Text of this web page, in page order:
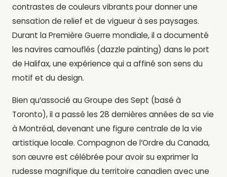
contrastes de couleurs vibrants pour donner une
sensation de relief et de vigueur à ses paysages.
Durant la Première Guerre mondiale, il a documenté
les navires camouflés (dazzle painting) dans le port
de Halifax, une expérience qui a affiné son sens du
motif et du design.
Bien qu’associé au Groupe des Sept (basé à
Toronto), il a passé les 28 dernières années de sa vie
à Montréal, devenant une figure centrale de la vie
artistique locale. Compagnon de l’Ordre du Canada,
son œuvre est célébrée pour avoir su exprimer la
rudesse magnifique du territoire canadien avec une